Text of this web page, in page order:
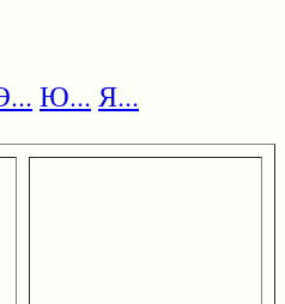
Ю... Я...